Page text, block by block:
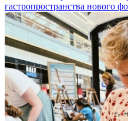
гастропространства нового